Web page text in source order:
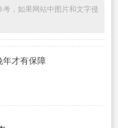
，如果网站中图片和文字侵
年才有保障